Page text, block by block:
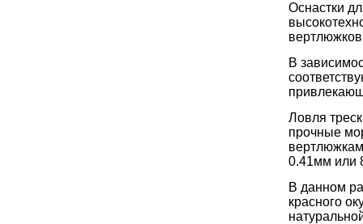
Оснастки
В
Ловля
прочные
0.41мм или
В данном
красного